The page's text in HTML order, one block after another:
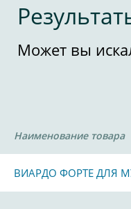
Может вы
Наименование товара
ВИАРДО ФОРТЕ ДЛЯ